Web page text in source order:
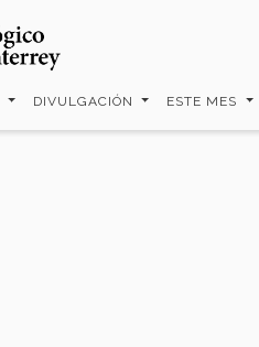
DIVULGACIÓN ESTE MES